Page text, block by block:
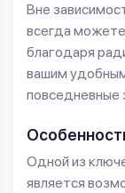
Вне
всегда
благодаря
вашим
повседневные
Одной из
является